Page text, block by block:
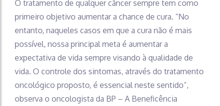
O tratamento de qualquer câncer sempre tem como
primeiro objetivo aumentar a chance de cura. “No
entanto, naqueles casos em que a cura não é mais
possível, nossa principal meta é aumentar a
expectativa de vida sempre visando à qualidade de
vida. O controle dos sintomas, através do tratamento
oncológico proposto, é essencial neste sentido”,
observa o oncologista da BP – A Beneficência